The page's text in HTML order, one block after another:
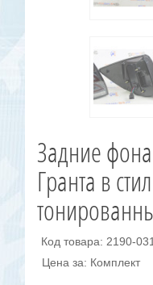
Задние
Гранта в
Код товара: 2190-
Цена за: Комплект